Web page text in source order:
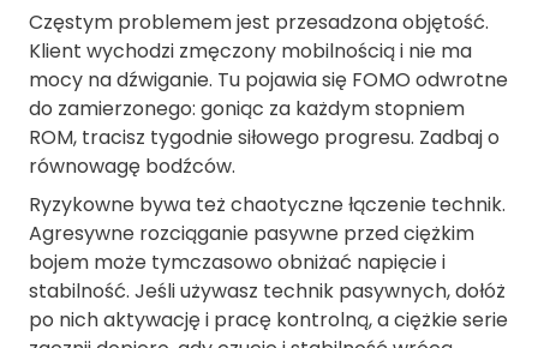
Częstym problemem jest przesadzona objętość.
Klient wychodzi zmęczony mobilnością i nie ma
mocy na dźwiganie. Tu pojawia się FOMO odwrotne
do zamierzonego: goniąc za każdym stopniem
ROM, tracisz tygodnie siłowego progresu. Zadbaj o
równowagę bodźców.
Ryzykowne bywa też chaotyczne łączenie technik.
Agresywne rozciąganie pasywne przed ciężkim
bojem może tymczasowo obniżać napięcie i
stabilność. Jeśli używasz technik pasywnych, dołóż
po nich aktywację i pracę kontrolną, a ciężkie serie